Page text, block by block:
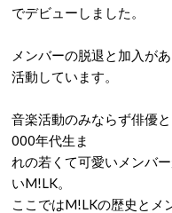
でデビューしました。
メンバーの脱退と加入が
活動しています。
音楽活動のみならず俳優
000年代生ま
れの若くて可愛いメンバ
いM!LK。
ここではM!LKの歴史とメ